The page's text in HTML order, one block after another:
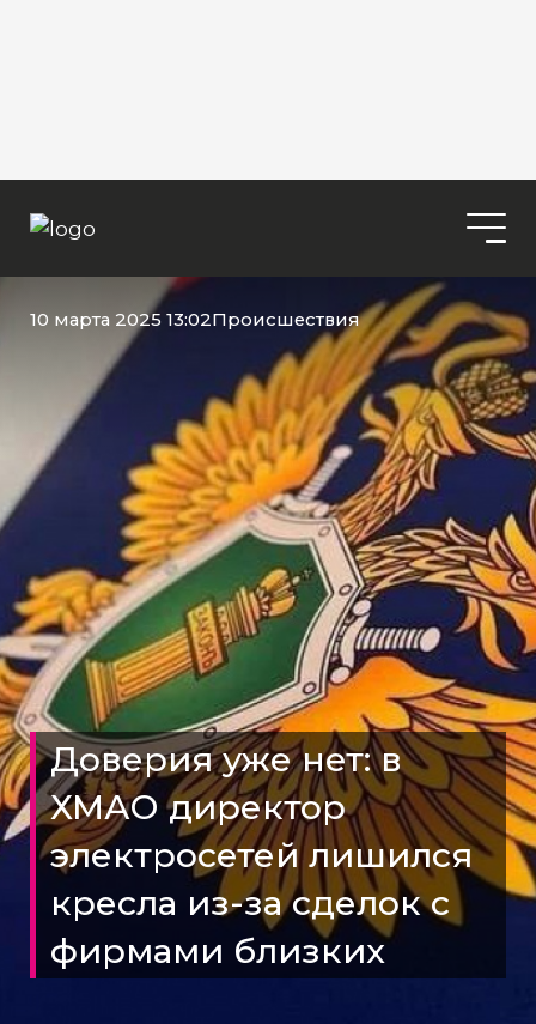
10 марта 2025 13:02Происшествия
Доверия уже нет: в
ХМАО директор
электросетей лишился
кресла из-за сделок с
фирмами близких